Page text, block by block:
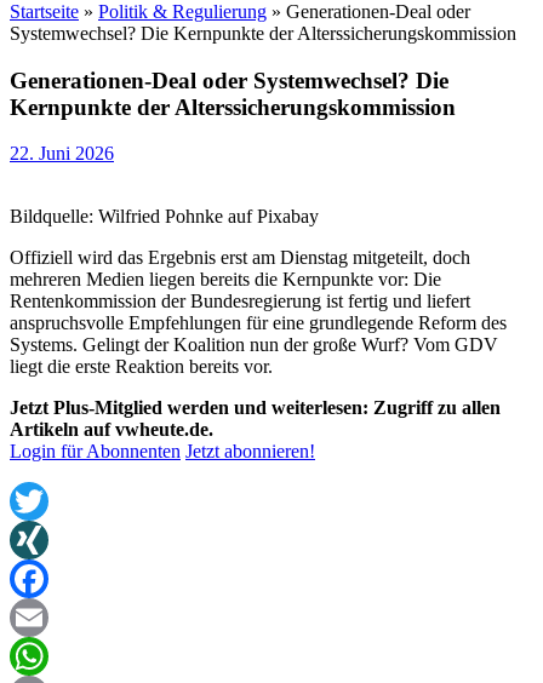
Startseite » Politik & Regulierung » Generationen-Deal oder
Systemwechsel? Die Kernpunkte der Alterssicherungskommission
Generationen-Deal oder Systemwechsel? Die
Kernpunkte der Alterssicherungskommission
22. Juni 2026
Bildquelle: Wilfried Pohnke auf Pixabay
Offiziell wird das Ergebnis erst am Dienstag mitgeteilt, doch
mehreren Medien liegen bereits die Kernpunkte vor: Die
Rentenkommission der Bundesregierung ist fertig und liefert
anspruchsvolle Empfehlungen für eine grundlegende Reform des
Systems. Gelingt der Koalition nun der große Wurf? Vom GDV
liegt die erste Reaktion bereits vor.
Jetzt Plus-Mitglied werden und weiterlesen: Zugriff zu allen
Artikeln auf vwheute.de.
Login für Abonnenten Jetzt abonnieren!
Twitter
XING
Facebook
Email